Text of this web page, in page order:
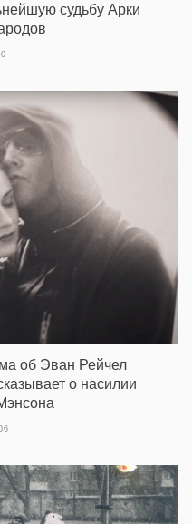
судьбу Арки
об Эван Рейчел
о насилии